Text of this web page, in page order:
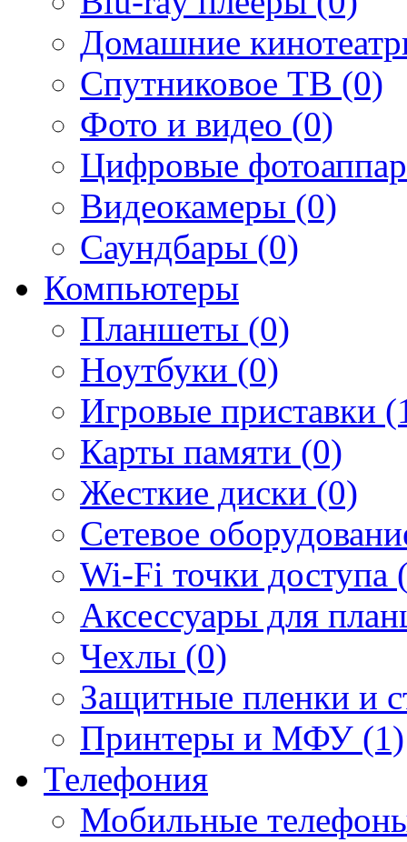
Домашние
Спутниковое ТВ (0)
Фото и видео (0)
Цифровые
Видеокамеры (0)
Саундбары (0)
Компьютеры
Планшеты (0)
Ноутбуки (0)
Игровые приставки
Карты памяти (0)
Жесткие диски (0)
Сетевое
Wi-Fi точки доступа
Аксессуары для
Чехлы (0)
Защитные пленки и
Принтеры и МФУ (1)
Телефония
Мобильные